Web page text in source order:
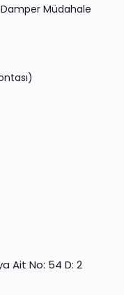
Müdahale
Ait No: 54 D: 2